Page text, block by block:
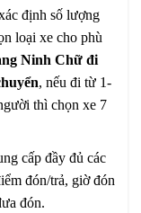
định số lượng
loại xe cho phù
Ninh Chữ đi
, nếu đi từ 1-
thì chọn xe 7
cấp đầy đủ các
đón/trả, giờ đón
đón.